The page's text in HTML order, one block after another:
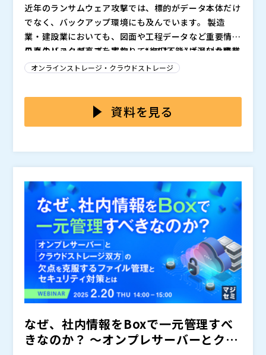
トナーへの情報提供を均一化したい方 ・資格講座・更
新研修などを動画で提供したい方 ・有料コンテンツや
限定配信など、新しいサービスを検討している方 ・Zo
om・Teams＋SharePointでは対応しきれないと感じ
始めている方
株式会社EVC（）
株式会社オープンソース活用研究所（）
マジセミ株式会社（）
※共催、協賛、協力、講演企業は将来的に追加、削除さ
れる可能性があります。
近年のランサムウェア攻撃では、標的がデータ本体だけ
でなく、バックアップ環境にも及んでいます。 製造
業・建設業においても、図面や工程データなど重要情報
の喪失リスクが高まっており、“復旧不能”は深刻な事業
停止につながりかねません。
日々のバックアップを実施していても、いざという時に
「復旧できなかった」という製造業・建設業の事例が増
現場の稼働を直撃しています。
た“復旧前提”のバックアップ・リストア環境構築を解説
します。 設計・施工・製造データを確実に守るための
防御の実践例をわかりやすくご紹介します。
トラテジックアカウント 中村 大介
Wasabi Technologies Japan合同会社（）
株式会社オープンソース活用研究所（）
マジセミ株式会社（
※共催、協賛、協力、講演企業は将来的に追加、削除さ
れる可能性があります。
オンラインストレージ・クラウドストレージ
資料を見る
なぜ、社内情報をBoxで一元管理すべ
きなのか？ ～オンプレサーバーとクラ